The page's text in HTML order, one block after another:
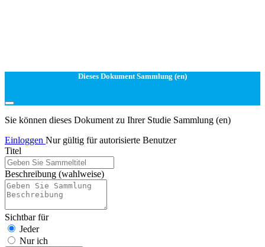
Dieses Dokument Sammlung (en)
Sie können dieses Dokument zu Ihrer Studie Sammlung (en)
Einloggen Nur gültig für autorisierte Benutzer
Titel
Beschreibung (wahlweise)
Sichtbar für
Jeder
Nur ich